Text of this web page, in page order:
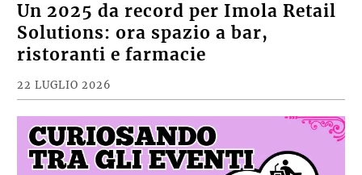
Un 2025 da record per Imola Retail
Solutions: ora spazio a bar,
ristoranti e farmacie
22 LUGLIO 2026